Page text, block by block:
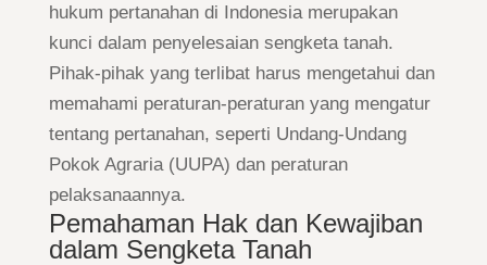
hukum pertanahan di Indonesia merupakan
kunci dalam penyelesaian sengketa tanah.
Pihak-pihak yang terlibat harus mengetahui dan
memahami peraturan-peraturan yang mengatur
tentang pertanahan, seperti Undang-Undang
Pokok Agraria (UUPA) dan peraturan
pelaksanaannya.
Pemahaman Hak dan Kewajiban
dalam Sengketa Tanah